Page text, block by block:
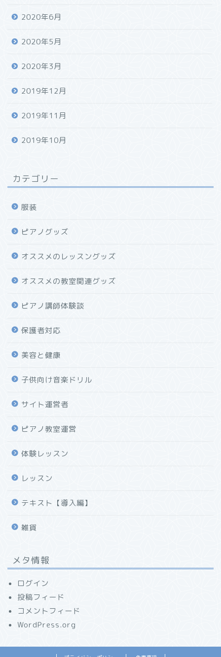
2020年6月
2020年5月
2020年3月
2019年12月
2019年11月
2019年10月
カテゴリー
服装
ピアノグッズ
オススメのレッスングッズ
オススメの教室関連グッズ
ピアノ講師体験談
保護者対応
美容と健康
子供向け音楽ドリル
サイト運営者
ピアノ教室運営
体験レッスン
レッスン
テキスト【導入編】
雑貨
メタ情報
ログイン
投稿フィード
コメントフィード
WordPress.org